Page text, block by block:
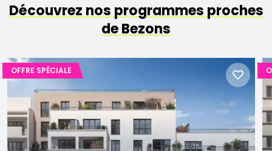
Découvrez nos programmes proches
de Bezons
OFFRE SPÉCIALE